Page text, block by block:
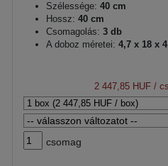
Szélessége: 40 cm
Hossz: 40 cm
Csomagolás: 3 db
A doboz méretei: 4,7 x 18 x
2 447,85 HUF /
csomag